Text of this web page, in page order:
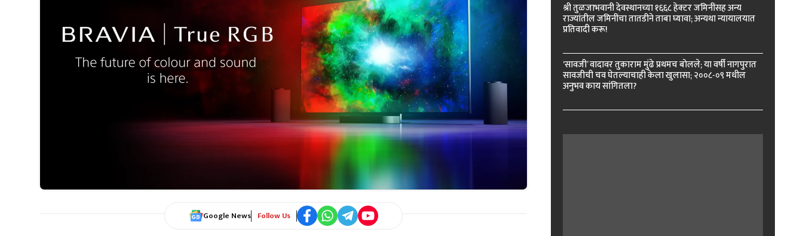
Google News Follow Us
श्री तुळजाभवानी देवस्थानच्या १६६८ हेक्टर जमिनींसह अन्य
राज्यांतील जमिनींचा तातडीने ताबा घ्यावा; अन्यथा न्यायालयात
प्रतिवादी करू!
‘सावजी’ वादावर तुकाराम मुंढे प्रथमच बोलले; या वर्षी नागपुरात
सावजीची चव घेतल्याचाही केला खुलासा; २००८-०९ मधील
अनुभव काय सांगितला?